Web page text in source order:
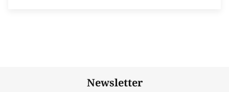
Newsletter